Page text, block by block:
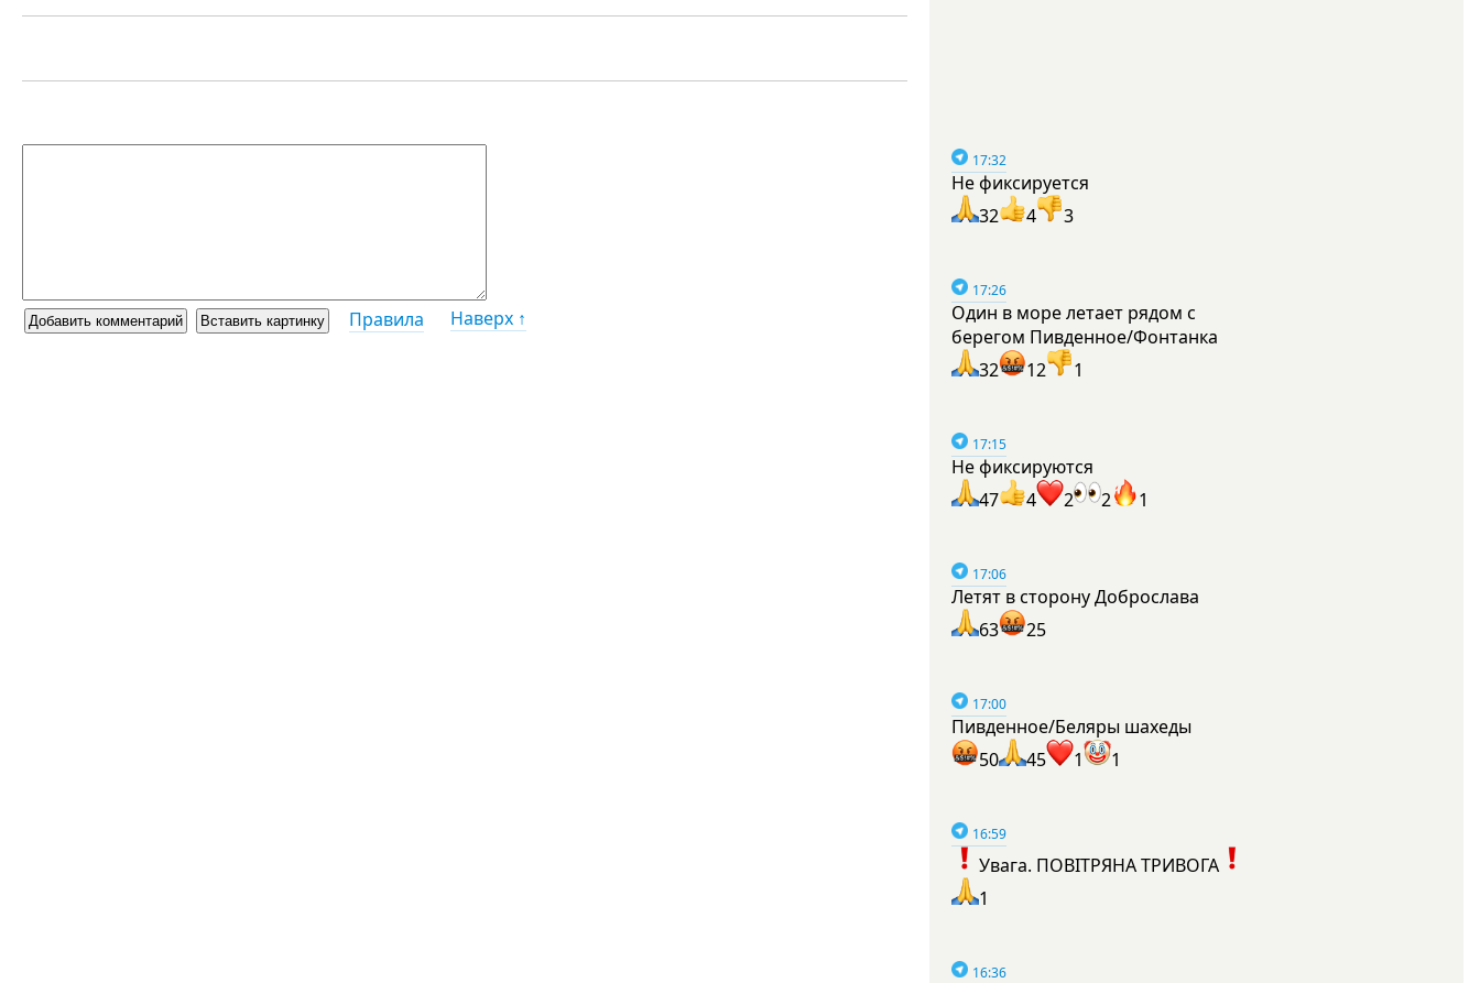
Правила Наверх ↑
17:32
Не фиксируется
32
4 3
17:26
Один в море летает рядом с
берегом Пивденное/Фонтанка
32
12 1
17:15
Не фиксируются
47
4 2 2 1
17:06
Летят в сторону Доброслава
63
25
17:00
Пивденное/Беляры шахеды
50
45 1 1
16:59
Увага. ПОВІТРЯНА ТРИВОГА
1
16:36